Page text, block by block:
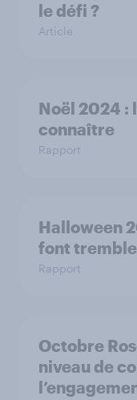
le défi ?
Article
Noël 2024 :
connaître
Rapport
Halloween
font
Rapport
Octobre
niveau de